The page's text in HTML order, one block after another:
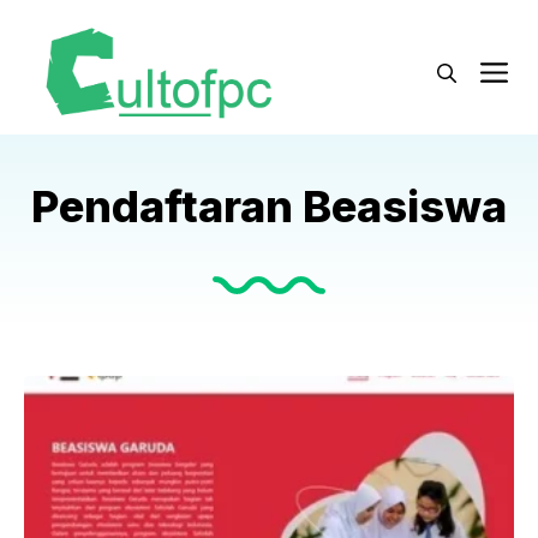
Pendaftaran Beasiswa